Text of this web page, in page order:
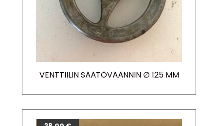
VENTTIILIN SÄÄTÖVÄÄNNIN ∅ 125 MM